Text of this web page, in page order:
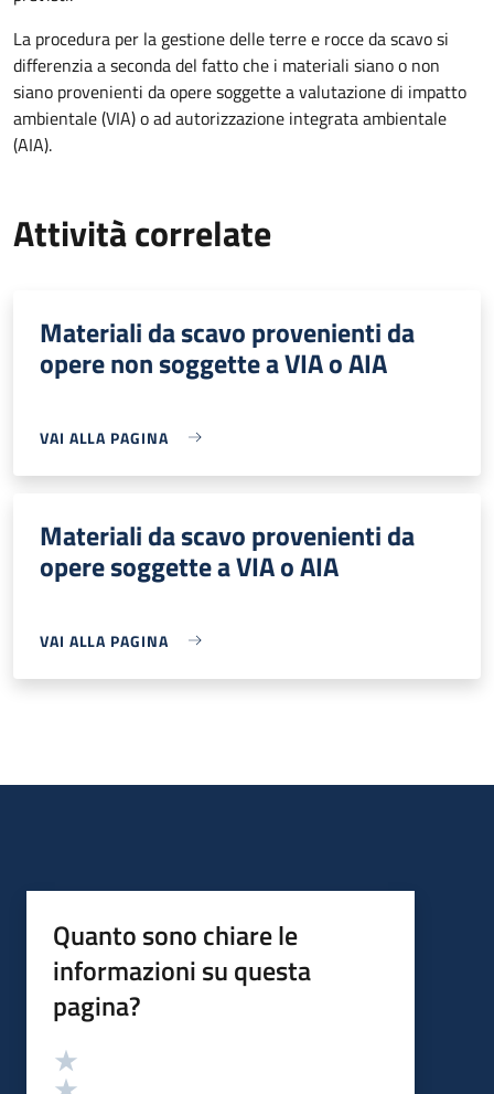
La procedura per la gestione delle terre e rocce da scavo si
differenzia a seconda del fatto che i materiali siano o non
siano provenienti da opere soggette a valutazione di impatto
ambientale (VIA) o ad autorizzazione integrata ambientale
(AIA).
Attività correlate
Materiali da scavo provenienti da
opere non soggette a VIA o AIA
VAI ALLA PAGINA
Materiali da scavo provenienti da
opere soggette a VIA o AIA
VAI ALLA PAGINA
Quanto sono chiare le
informazioni su questa
pagina?
Valutazione